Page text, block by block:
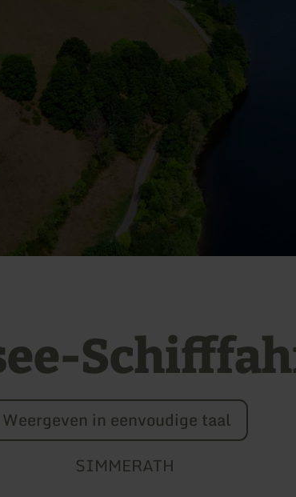
Weergeven in eenvoudige taal
SIMMERATH